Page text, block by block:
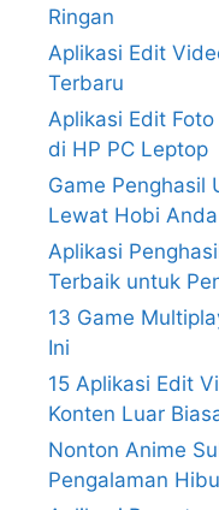
Ringan
Aplikasi Edit
Terbaru
Aplikasi Edit
di HP PC Leptop
Game Penghasil
Lewat Hobi Anda
Aplikasi
Terbaik untuk
13 Game
Ini
15 Aplikasi Edit
Konten Luar
Nonton Anime
Pengalaman